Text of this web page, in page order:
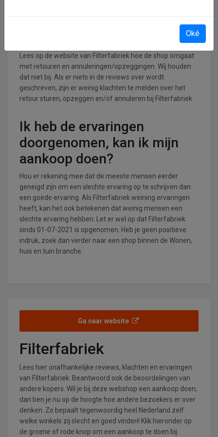
Lees op de website van Filterfabriek hoe de shop omgaat
met retouren en annuleringen/opzeggingen. Wij houden
dat niet bij. Als er niets in de reviews over wordt
geschreven, zijn er weinig klachten te melden over het
retour sturen, opzeggen en/of annuleren bij Filterfabriek.
Ik heb de ervaringen
doorgenomen, kan ik mijn
aankoop doen?
Hou er rekening mee dat de meeste mensen eerder
geneigd zijn om een slechte ervaring op te schrijven dan
een goede ervaring. Als Filterfabriek weining ervaringen
heeft, kan het ook betekenen dat weinig mensen een
slechte ervaring hebben. Let er wel op dat Filterfabriek
sinds 01-07-2021 is opgenomen. Heb je geen positieve
indruk, zoek dan verder naar een shop binnen de Wonen,
huis en tuin branche.
Ga naar website
Filterfabriek
Lees hier onafhankelijke reviews, klachten en ervaringen
van Filterfabriek. Beantwoord ook de beoordelingen van
andere kopers. Wil je bij deze webshop een aankoop doen,
dan ben je nu op de hoogte hoe andere bezoekers er over
denken. Zo bepaalt tegenwoordig heel Nederland zelf
welke winkels zij slecht en goed vinden! Klik hieronder op
de groene of rode knop om een aankoop te doen bij
Oké